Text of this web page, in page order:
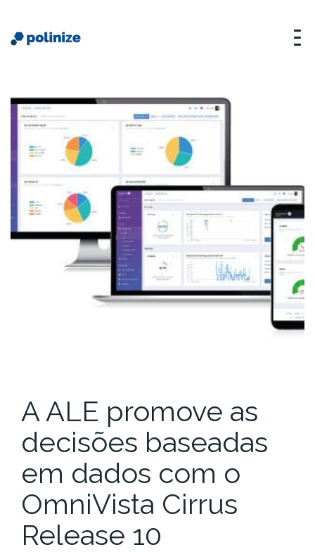
A ALE promove as
decisões baseadas
em dados com o
OmniVista Cirrus
Release 10